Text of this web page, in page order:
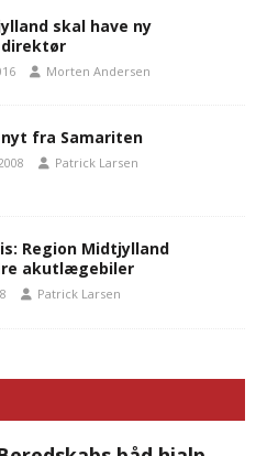
skal have ny
Morten Andersen
fra Samariten
Patrick Larsen
Region Midtjylland
akutlægebiler
Patrick Larsen